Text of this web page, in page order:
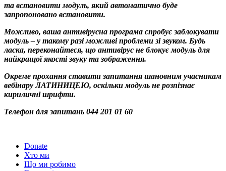
та встановити модуль, який автоматично буде
запропоновано встановити.
Можливо, ваша антивірусна програма спробує заблокувати
модуль – у такому разі можливі проблеми зі звуком. Будь
ласка, переконайтеся, що антивірус не блокує модуль для
найкращої якості звуку та зображення.
Окреме прохання ставити запитання шановним учасникам
вебінару ЛАТИНИЦЕЮ, оскільки модуль не розпізнає
кириличні шрифти.
Телефон для запитань 044 201 01 60
Donate
Хто ми
Що ми робимо